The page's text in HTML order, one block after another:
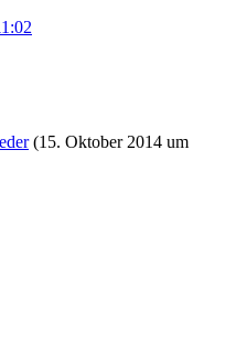
(15. Oktober 2014 um